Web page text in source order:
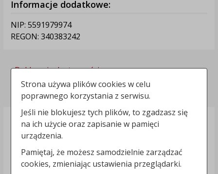
Informacje dodatkowe:
NIP: 5591979974
REGON: 340383242
Deklaracja dostępności
Polityka prywatności
Strona używa plików cookies w celu
poprawnego korzystania z serwisu.
Jeśli nie blokujesz tych plików, to zgadzasz się
na ich użycie oraz zapisanie w pamięci
urządzenia.
Pamiętaj, że możesz samodzielnie zarządzać
cookies, zmieniając ustawienia przeglądarki.